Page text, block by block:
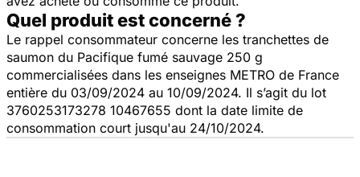
Quel produit est concerné ?
Le rappel consommateur concerne les tranchettes de
saumon du Pacifique fumé sauvage 250 g
commercialisées dans les enseignes METRO de France
entière du 03/09/2024 au 10/09/2024. Il s’agit du lot
3760253173278 10467655 dont la date limite de
consommation court jusqu'au 24/10/2024.